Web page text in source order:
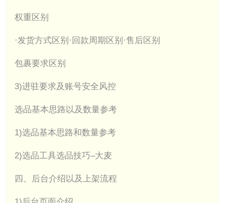
权重区别
·发货方式区别·回款周期区别·售后区别
包裹要求区别
3)进驻要求及账号安全风控
选品基本思路以及数量参考
1)选品基本思路和数量参考
2)选品工具选品技巧–大麦
四、后台介绍以及上架流程